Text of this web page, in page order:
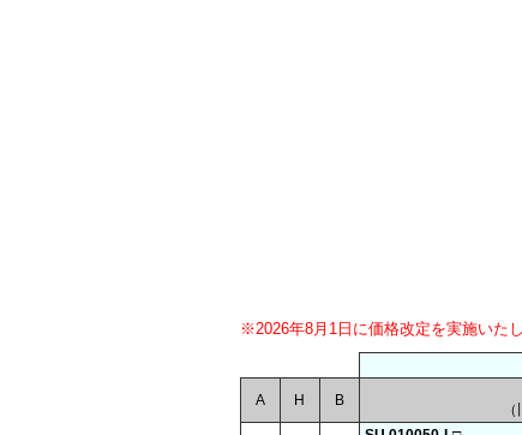
※2026年8月1日に価格改定を実施いたし
A H B